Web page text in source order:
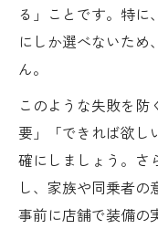
る」ことです。特に
にしか選べないため
ん。
このような失敗を
要」「できれば欲し
確にしましょう。さ
し、家族や同乗者の
事前に店舗で装備の